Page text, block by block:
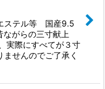
テル等 国産9.5
がらの三寸献上
実際にすべてが３寸
せんのでご了承く